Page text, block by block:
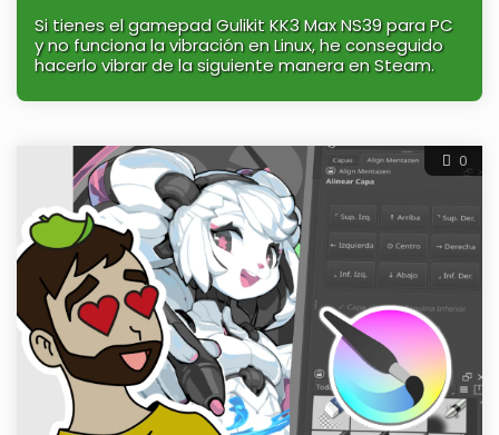
Si tienes el gamepad Gulikit KK3 Max NS39 para PC
y no funciona la vibración en Linux, he conseguido
hacerlo vibrar de la siguiente manera en Steam.
0